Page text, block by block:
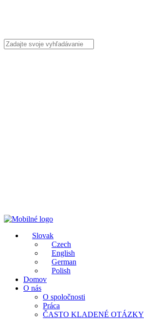
Slovak
Czech
English
German
Polish
Domov
O nás
O spoločnosti
Práca
ČASTO KLADENÉ OTÁZKY